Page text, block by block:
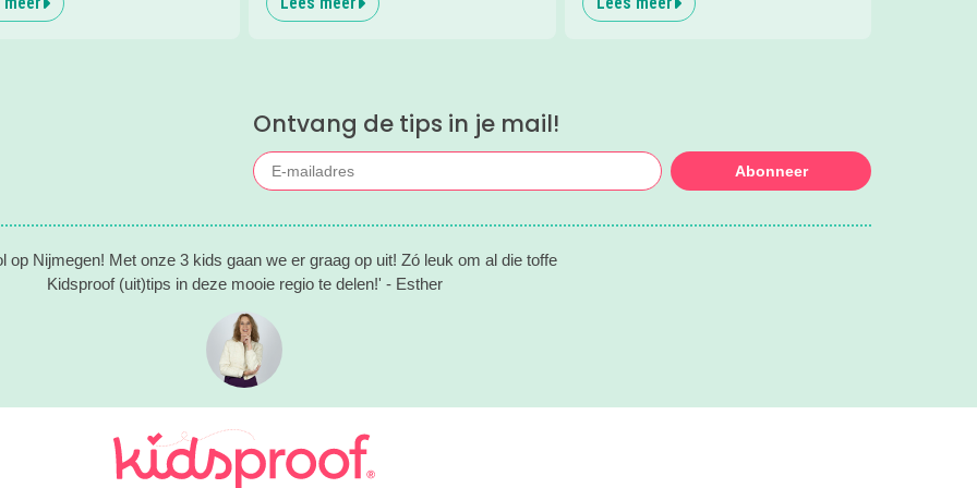
hele gezin bij dit prachtige
Ontvang de tips in je mail!
Abonneer
op Nijmegen! Met onze 3 kids gaan we er graag op uit! Zó leuk om al die toffe
Kidsproof (uit)tips in deze mooie regio te delen!' - Esther